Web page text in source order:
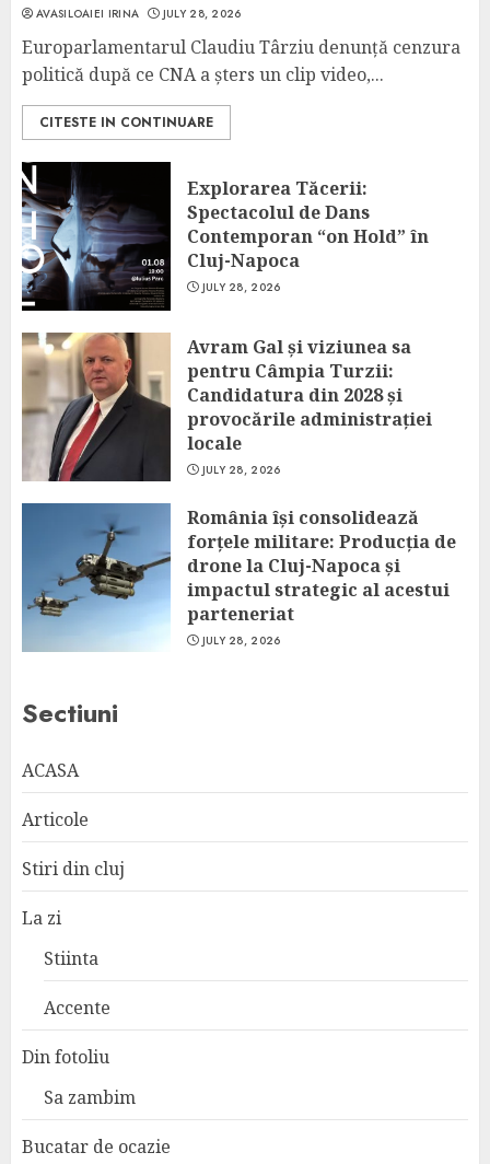
AVASILOAIEI IRINA JULY 28, 2026
Europarlamentarul Claudiu Târziu denunță cenzura
politică după ce CNA a șters un clip video,...
CITESTE IN CONTINUARE
Explorarea Tăcerii:
Spectacolul de Dans
Contemporan “on Hold” în
Cluj-Napoca
JULY 28, 2026
Avram Gal și viziunea sa
pentru Câmpia Turzii:
Candidatura din 2028 și
provocările administrației
locale
JULY 28, 2026
România își consolidează
forțele militare: Producția de
drone la Cluj-Napoca și
impactul strategic al acestui
parteneriat
JULY 28, 2026
Sectiuni
ACASA
Articole
Stiri din cluj
La zi
Stiinta
Accente
Din fotoliu
Sa zambim
Bucatar de ocazie